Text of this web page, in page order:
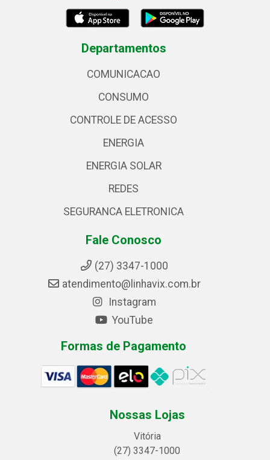
Departamentos
COMUNICACAO
CONSUMO
CONTROLE DE ACESSO
ENERGIA
ENERGIA SOLAR
REDES
SEGURANCA ELETRONICA
Fale Conosco
(27) 3347-1000
atendimento@linhavix.com.br
Instagram
YouTube
Formas de Pagamento
Nossas Lojas
Vitória
(27) 3347-1000